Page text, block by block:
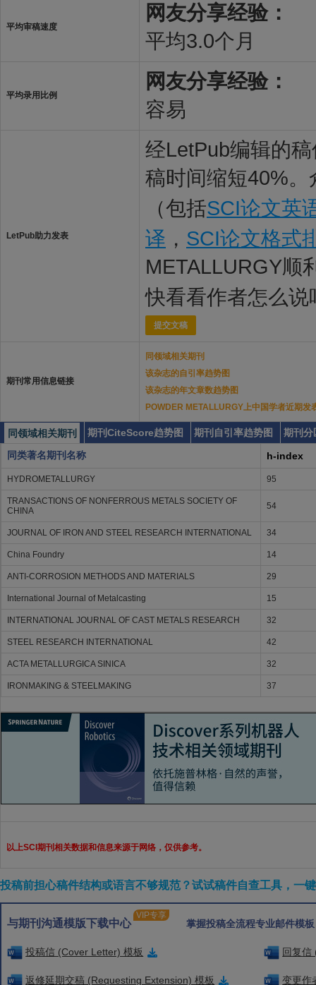
平均审稿速度
网友分享经验：
平均3.0个月
平均录用比例
网友分享经验：
容易
LetPub助力发表
经LetPub编辑的
稿时间缩短40%
（包括SCI论文英
译 ， SCI论文格式
METALLURGY顺
快看看作者怎么说
提交文稿
期刊常用信息链接
同领域相关期刊
该杂志的自引率趋势图
该杂志的年文章数趋势图
POWDER METALLURGY上中国学者近期发
同领域相关期刊 期刊CiteScore趋势图 期刊自引率趋势图
期刊分
同类著名期刊名称
h-index
HYDROMETALLURGY 95
TRANSACTIONS OF NONFERROUS METALS SOCIETY OF
CHINA
54
JOURNAL OF IRON AND STEEL RESEARCH INTERNATIONAL 34
China Foundry 14
ANTI-CORROSION METHODS AND MATERIALS 29
International Journal of Metalcasting 15
INTERNATIONAL JOURNAL OF CAST METALS RESEARCH 32
STEEL RESEARCH INTERNATIONAL 42
ACTA METALLURGICA SINICA 32
IRONMAKING & STEELMAKING 37
以上SCI期刊相关数据和信息来源于网络，仅供参考。
投稿前担心稿件结构或语言不够规范？试试稿件自查工具，一
与期刊沟通模版下载中心
VIP专享
掌握投稿全流程专业邮件模
投稿信 (Cover Letter) 模板 回复信
返修延期交稿 (Requesting Extension) 模板 变更作